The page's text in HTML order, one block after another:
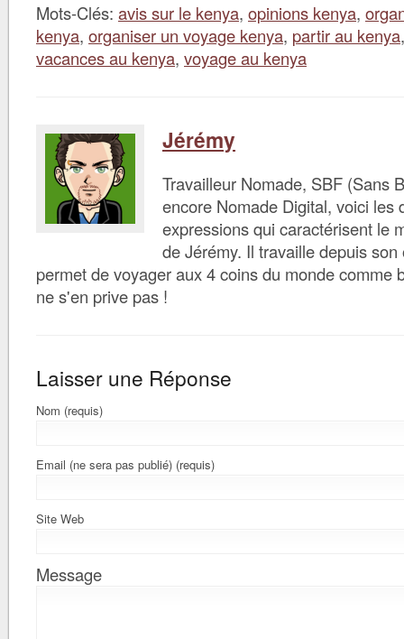
Mots-Clés: avis sur le kenya, opinions kenya,
kenya, organiser un voyage kenya, partir au kenya
vacances au kenya, voyage au kenya
Jérémy
Travailleur Nomade, SBF (Sans
encore Nomade Digital, voici les
expressions qui caractérisent le
de Jérémy. Il travaille depuis
permet de voyager aux 4 coins du monde comme
ne s'en prive pas !
Laisser une Réponse
Nom (requis)
Email (ne sera pas publié) (requis)
Site Web
Message